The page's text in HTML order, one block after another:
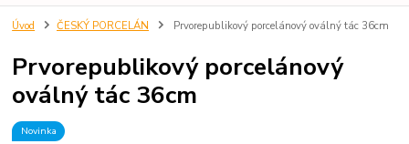
Úvod ČESKÝ PORCELÁN Prvorepublikový porcelánový oválný tác 36cm
Prvorepublikový porcelánový
oválný tác 36cm
Novinka